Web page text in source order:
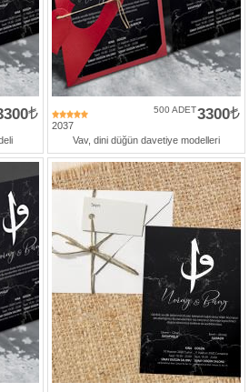
2037
3300
500 ADET
Vav, dini düğün davetiye modelleri